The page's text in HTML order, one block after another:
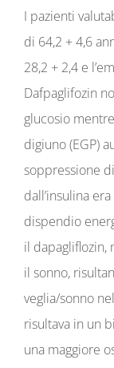
I pazienti
di 64,2 + 4,6
28,2 + 2,4 e
Dafpaglifozin
glucosio
digiuno (EGP)
soppressione
dall’insulina
dispendio
il dapagliflozin,
il sonno,
veglia/sonno
risultava in un
una maggiore